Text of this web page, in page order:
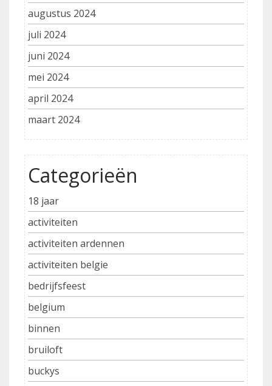
augustus 2024
juli 2024
juni 2024
mei 2024
april 2024
maart 2024
Categorieën
18 jaar
activiteiten
activiteiten ardennen
activiteiten belgie
bedrijfsfeest
belgium
binnen
bruiloft
buckys